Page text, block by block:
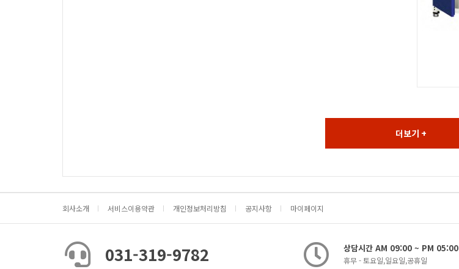
더보기 +
회사소개 서비스이용약관 개인정보처리방침 공지사항 마이페이지
031-319-9782 상담시간 AM 09:00 ~ PM 05:00
휴무 - 토요일,일요일,공휴일